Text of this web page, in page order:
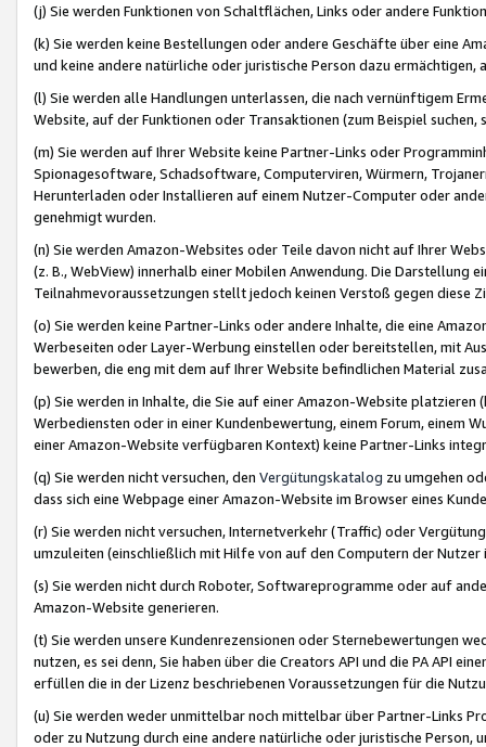
(j) Sie werden Funktionen von Schaltflächen, Links oder andere
(k) Sie werden keine Bestellungen oder andere Geschäfte über eine
und keine andere natürliche oder juristische Person dazu
(l) Sie werden alle Handlungen unterlassen, die nach vernünftigem
Website, auf der Funktionen oder Transaktionen (zum Beispiel
(m) Sie werden auf Ihrer Website keine Partner-Links oder
Spionagesoftware, Schadsoftware, Computerviren, Würmern,
Herunterladen oder Installieren auf einem Nutzer-Computer oder
genehmigt wurden.
(n) Sie werden Amazon-Websites oder Teile davon nicht auf Ihrer
(z. B., WebView) innerhalb einer Mobilen Anwendung. Die Darstellung
Teilnahmevoraussetzungen stellt jedoch keinen Verstoß gegen diese
(o) Sie werden keine Partner-Links oder andere Inhalte, die eine
Werbeseiten oder Layer-Werbung einstellen oder bereitstellen, mit
bewerben, die eng mit dem auf Ihrer Website befindlichen Material
(p) Sie werden in Inhalte, die Sie auf einer Amazon-Website
Werbediensten oder in einer Kundenbewertung, einem Forum, einem
einer Amazon-Website verfügbaren Kontext) keine Partner-Links
(q) Sie werden nicht versuchen, den Vergütungskatalog zu umgehen
dass sich eine Webpage einer Amazon-Website im Browser eines
(r) Sie werden nicht versuchen, Internetverkehr (Traffic) oder
umzuleiten (einschließlich mit Hilfe von auf den Computern der
(s) Sie werden nicht durch Roboter, Softwareprogramme oder auf
Amazon-Website generieren.
(t) Sie werden unsere Kundenrezensionen oder Sternebewertungen
nutzen, es sei denn, Sie haben über die Creators API und die PA API
erfüllen die in der Lizenz beschriebenen Voraussetzungen für die
(u) Sie werden weder unmittelbar noch mittelbar über Partner-Links
oder zu Nutzung durch eine andere natürliche oder juristische